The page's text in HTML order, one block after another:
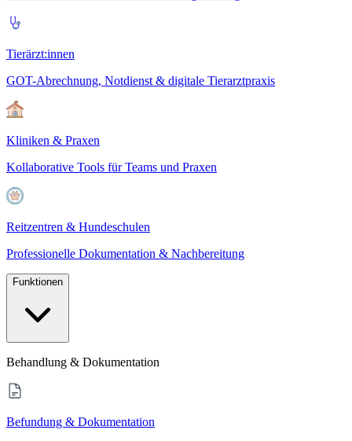
Tierärzt:innen
GOT-Abrechnung, Notdienst & digitale Tierarztpraxis
Kliniken & Praxen
Kollaborative Tools für Teams und Praxen
Reitzentren & Hundeschulen
Professionelle Dokumentation & Nachbereitung
Funktionen
Behandlung & Dokumentation
Befundung & Dokumentation